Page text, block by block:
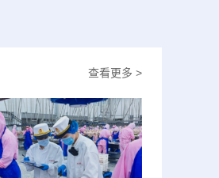
查看更多 >